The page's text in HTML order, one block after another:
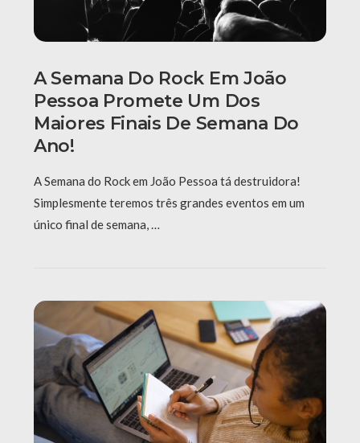
A Semana Do Rock Em João
Pessoa Promete Um Dos
Maiores Finais De Semana Do
Ano!
A Semana do Rock em João Pessoa tá destruidora!
Simplesmente teremos três grandes eventos em um
único final de semana, …